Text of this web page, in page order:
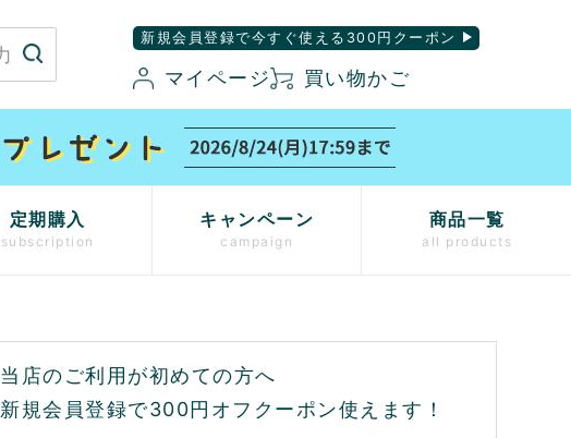
新規会員登録で今すぐ使える300円クーポン
マイページ 買い物かご
定期購入
subscription
キャンペーン
campaign
商品一覧
all products
当店のご利用が初めての方へ
新規会員登録で300円オフクーポン使えます！